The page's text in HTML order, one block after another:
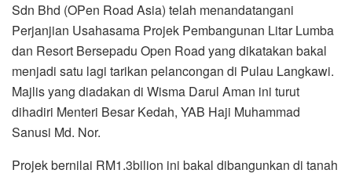
Sdn Bhd (OPen Road Asia) telah menandatangani
Perjanjian Usahasama Projek Pembangunan Litar Lumba
dan Resort Bersepadu Open Road yang dikatakan bakal
menjadi satu lagi tarikan pelancongan di Pulau Langkawi.
Majlis yang diadakan di Wisma Darul Aman ini turut
dihadiri Menteri Besar Kedah, YAB Haji Muhammad
Sanusi Md. Nor.
Projek bernilai RM1.3bilion ini bakal dibangunkan di tanah